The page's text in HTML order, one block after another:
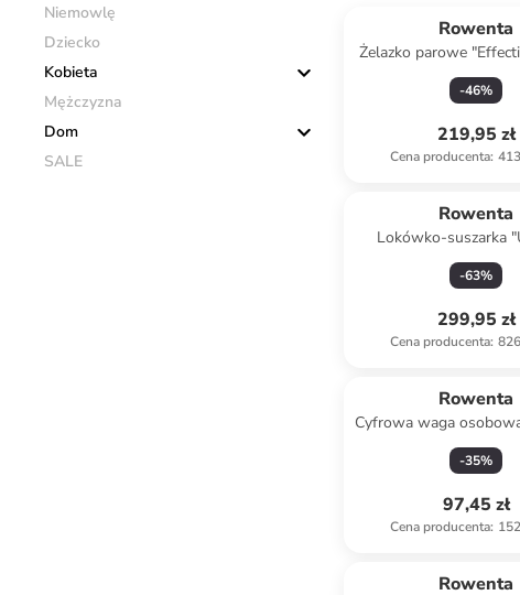
Niemowlę
Dziecko
Kobieta
Mężczyzna
Dom
SALE
Rowenta
Żelazko parowe
kolorze miedziano-
-46%
219,95 zł
Cena producenta:
Rowenta
Lokówko-suszarka
Experience" w kolorze
białym
-63%
299,95 zł
Cena producenta:
Rowenta
Cyfrowa waga
UP 3" w kolorze
-35%
97,45 zł
Cena producenta:
Rowenta